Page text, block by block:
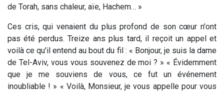
de Torah, sans chaleur, aïe, Hachem… »
Ces cris, qui venaient du plus profond de son cœur n'ont
pas été perdus. Treize ans plus tard, il reçoit un appel et
voilà ce qu'il entend au bout du fil : « Bonjour, je suis la dame
de Tel-Aviv, vous vous souvenez de moi ? » « Évidemment
que je me souviens de vous, ce fut un événement
inoubliable ! » « Voilà, Monsieur, je vous appelle pour vous